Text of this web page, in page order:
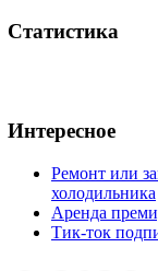
Статистика
Интересное
Ремонт или
холодильника
Аренда
Тик-ток